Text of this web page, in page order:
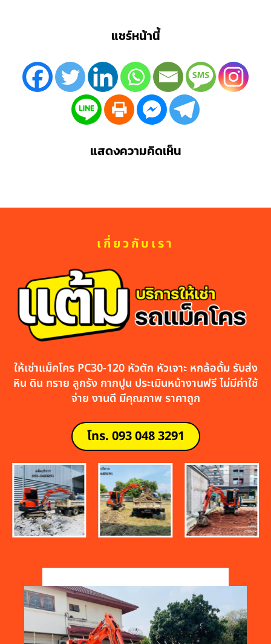
แชร์หน้านี้
แสดงความคิดเห็น
เกี่ยวกับเรา
ให้เช่าแม็คโคร PC30-120 หัวตัก หัวเจาะ หกล้อดั้ม รับส่ง
หิน ดิน ทราย ลูกรัง กากปูน ประเมินหน้างานฟรี ไม่มีค่าใช้
จ่าย งานดี มีคุณภาพ ราคาถูก
โทร. 093 048 3291